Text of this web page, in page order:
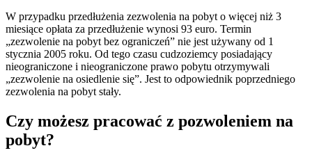
W przypadku przedłużenia zezwolenia na pobyt o więcej niż 3
miesiące opłata za przedłużenie wynosi 93 euro. Termin
„zezwolenie na pobyt bez ograniczeń” nie jest używany od 1
stycznia 2005 roku. Od tego czasu cudzoziemcy posiadający
nieograniczone i nieograniczone prawo pobytu otrzymywali
„zezwolenie na osiedlenie się”. Jest to odpowiednik poprzedniego
zezwolenia na pobyt stały.
Czy możesz pracować z pozwoleniem na
pobyt?